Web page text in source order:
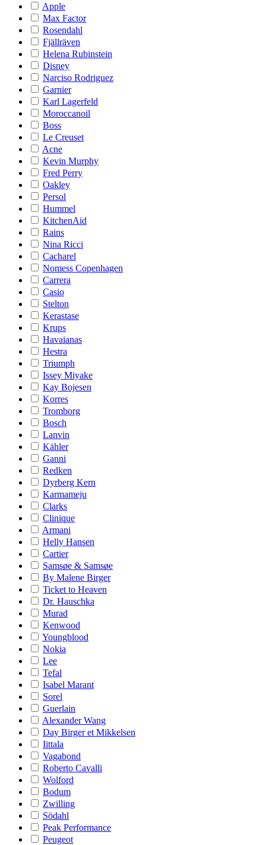
Apple
Max Factor
Rosendahl
Fjällräven
Helena Rubinstein
Disney
Narciso Rodriguez
Garnier
Karl Lagerfeld
Moroccanoil
Boss
Le Creuset
Acne
Kevin Murphy
Fred Perry
Oakley
Persol
Hummel
KitchenAid
Rains
Nina Ricci
Cacharel
Nomess Copenhagen
Carrera
Casio
Stelton
Kerastase
Krups
Havaianas
Hestra
Triumph
Issey Miyake
Kay Bojesen
Korres
Tromborg
Bosch
Lanvin
Kähler
Ganni
Redken
Dyrberg Kern
Karmameju
Clarks
Clinique
Armani
Helly Hansen
Cartier
Samsøe & Samsøe
By Malene Birger
Ticket to Heaven
Dr. Hauschka
Murad
Kenwood
Youngblood
Nokia
Lee
Tefal
Isabel Marant
Sorel
Guerlain
Alexander Wang
Day Birger et Mikkelsen
Iittala
Vagabond
Roberto Cavalli
Wolford
Bodum
Zwilling
Södahl
Peak Performance
Peugeot